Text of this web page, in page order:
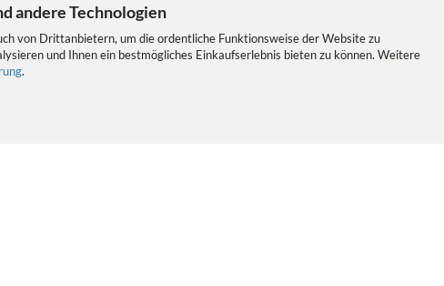
andere Technologien
von Drittanbietern, um die ordentliche Funktionsweise der Website zu
und Ihnen ein bestmögliches Einkaufserlebnis bieten zu können. Weitere
.
Eine Nabe die eine Revision
Sicherheit und Fahrspass